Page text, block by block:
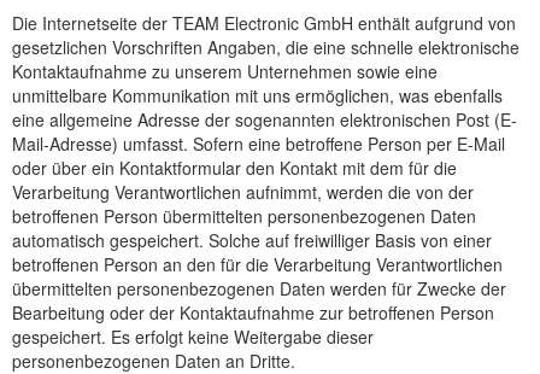
Die Internetseite der TEAM Electronic GmbH enthält aufgrund von
gesetzlichen Vorschriften Angaben, die eine schnelle elektronische
Kontaktaufnahme zu unserem Unternehmen sowie eine
unmittelbare Kommunikation mit uns ermöglichen, was ebenfalls
eine allgemeine Adresse der sogenannten elektronischen Post (E-
Mail-Adresse) umfasst. Sofern eine betroffene Person per E-Mail
oder über ein Kontaktformular den Kontakt mit dem für die
Verarbeitung Verantwortlichen aufnimmt, werden die von der
betroffenen Person übermittelten personenbezogenen Daten
automatisch gespeichert. Solche auf freiwilliger Basis von einer
betroffenen Person an den für die Verarbeitung Verantwortlichen
übermittelten personenbezogenen Daten werden für Zwecke der
Bearbeitung oder der Kontaktaufnahme zur betroffenen Person
gespeichert. Es erfolgt keine Weitergabe dieser
personenbezogenen Daten an Dritte.